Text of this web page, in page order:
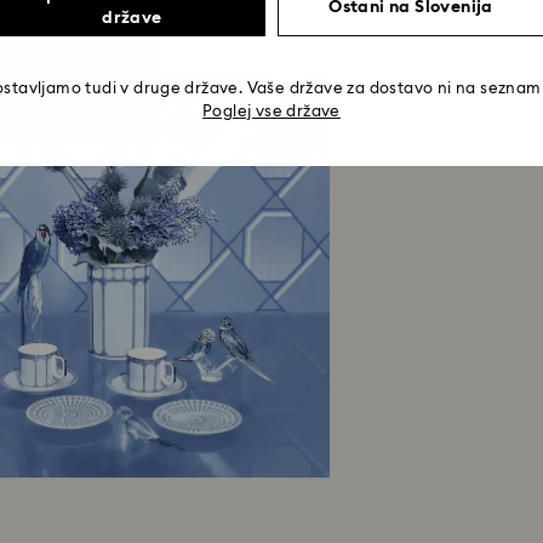
države
Ostani na Slovenija
tudi v druge države. Vaše države za dostavo ni na
Poglej vse države